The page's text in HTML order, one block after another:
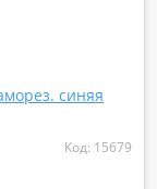
синяя
Код: 15679